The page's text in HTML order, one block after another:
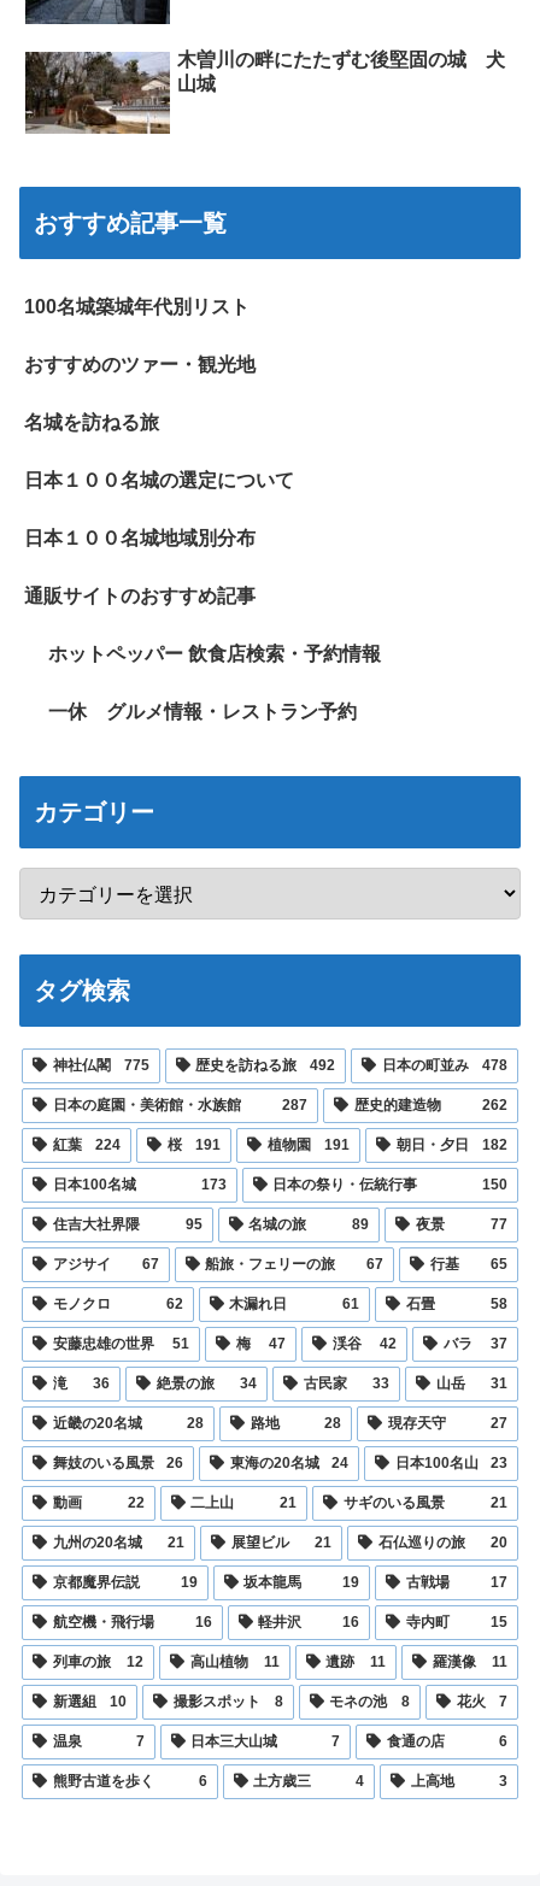
木曽川の畔にたたずむ後堅固の城 犬
山城
おすすめ記事一覧
100名城築城年代別リスト
おすすめのツァー・観光地
名城を訪ねる旅
日本１００名城の選定について
日本１００名城地域別分布
通販サイトのおすすめ記事
ホットペッパー 飲食店検索・予約情報
一休 グルメ情報・レストラン予約
カテゴリー
タグ検索
神社仏閣 775 歴史を訪ねる旅 492 日本の町並み 478
日本の庭園・美術館・水族館 287 歴史的建造物 262
紅葉 224 桜 191 植物園 191 朝日・夕日 182
日本100名城 173 日本の祭り・伝統行事 150
住吉大社界隈 95 名城の旅 89 夜景 77
アジサイ 67 船旅・フェリーの旅 67 行基 65
モノクロ 62 木漏れ日 61 石畳 58
安藤忠雄の世界 51 梅 47 渓谷 42 バラ 37
滝 36 絶景の旅 34 古民家 33 山岳 31
近畿の20名城 28 路地 28 現存天守 27
舞妓のいる風景 26 東海の20名城 24 日本100名山 23
動画 22 二上山 21 サギのいる風景 21
九州の20名城 21 展望ビル 21 石仏巡りの旅 20
京都魔界伝説 19 坂本龍馬 19 古戦場 17
航空機・飛行場 16 軽井沢 16 寺内町 15
列車の旅 12 高山植物 11 遺跡 11 羅漢像 11
新選組 10 撮影スポット 8 モネの池 8 花火 7
温泉 7 日本三大山城 7 食通の店 6
熊野古道を歩く 6 土方歳三 4 上高地 3